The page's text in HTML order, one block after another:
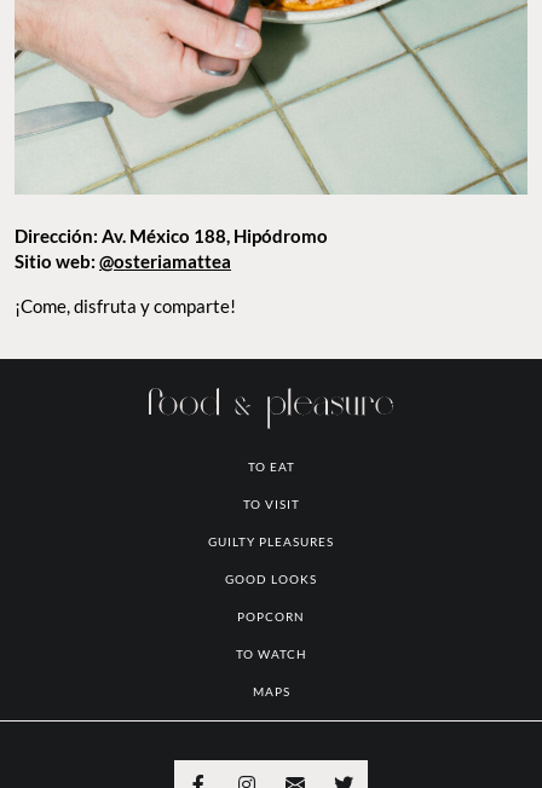
¡Come, disfruta y comparte!
TO EAT
TO VISIT
GUILTY PLEASURES
GOOD LOOKS